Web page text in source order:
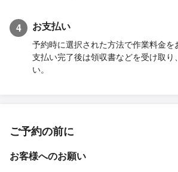
4 お支払い
予約時に選択された方法で作業料金を
支払い完了後は領収書などを受け取り
い。
ご予約の前に
お客様へのお願い